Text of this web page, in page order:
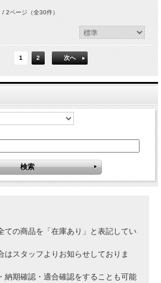
/ 2ページ（全30件）
1 2 次へ
ての商品を「在庫あり」と表記してい
はスタッフよりお知らせしておりま
納期確認・適合確認をすることも可能